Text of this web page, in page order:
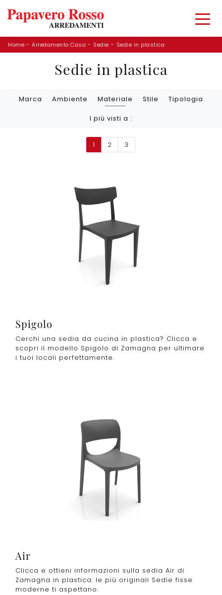
Home - Arredamento Casa - Sedie - Sedie in plastica
Sedie in plastica
Marca Ambiente Materiale Stile Tipologia
I più visti a :
1 2 3
Spigolo
Cerchi una sedia da cucina in plastica? Clicca e
scopri il modello Spigolo di Zamagna per ultimare
i tuoi locali perfettamente.
Air
Clicca e ottieni informazioni sulla sedia Air di
Zamagna in plastica: le più originali Sedie fisse
moderne ti aspettano.